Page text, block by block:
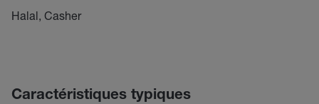
Halal, Casher
Caractéristiques typiques